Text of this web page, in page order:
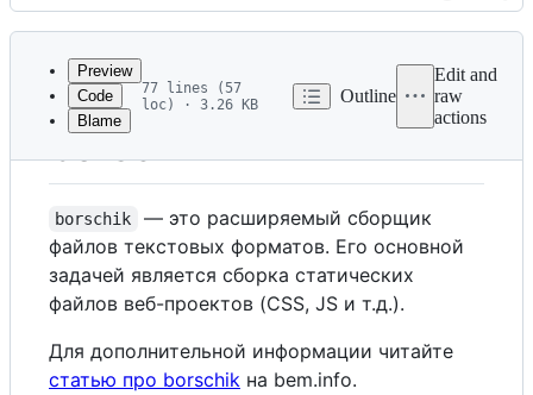
Latest
commit
History
metadata
controls
Preview
Code
Blame
77 lines (57
loc) · 3.26 KB
Outline
Edit and
raw
actions
borschik
borschik
— это расширяемый сборщик
файлов текстовых форматов. Его основной
задачей является сборка статических
файлов веб-проектов (CSS, JS и т.д.).
Для дополнительной информации читайте
статью про borschik на bem.info.